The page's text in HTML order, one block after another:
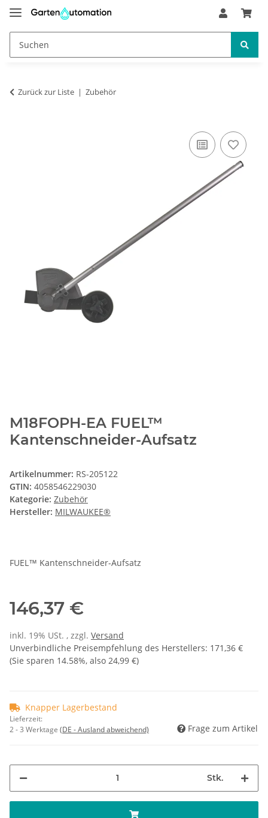
Zurück zur Liste Zubehör
M18FOPH-EA FUEL™
Kantenschneider-Aufsatz
Artikelnummer: RS-205122
GTIN: 4058546229030
Kategorie: Zubehör
Hersteller: MILWAUKEE®
FUEL™ Kantenschneider-Aufsatz
146,37 €
inkl. 19% USt. , zzgl. Versand
Unverbindliche Preisempfehlung des Herstellers: 171,36 €
(Sie sparen 14.58%, also 24,99 €)
Knapper Lagerbestand
Lieferzeit:
2 - 3 Werktage (DE - Ausland abweichend) Frage zum Artikel
Stk.